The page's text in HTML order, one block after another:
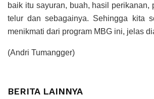
baik itu sayuran, buah, hasil perikanan,
telur dan sebagainya. Sehingga kita
menikmati dari program MBG ini, jelas
(Andri Tumangger)
BERITA LAINNYA